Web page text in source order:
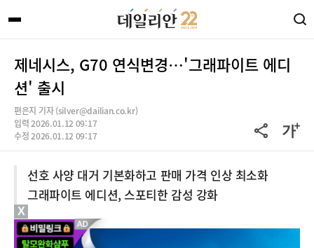
제네시스, G70 연식변경…'그래파이트 에디
션' 출시
편은지 기자 (silver@dailian.co.kr)
입력 2026.01.12 09:17
수정 2026.01.12 09:17
선호 사양 대거 기본화하고 판매 가격 인상 최소화
그래파이트 에디션, 스포티한 감성 강화
X